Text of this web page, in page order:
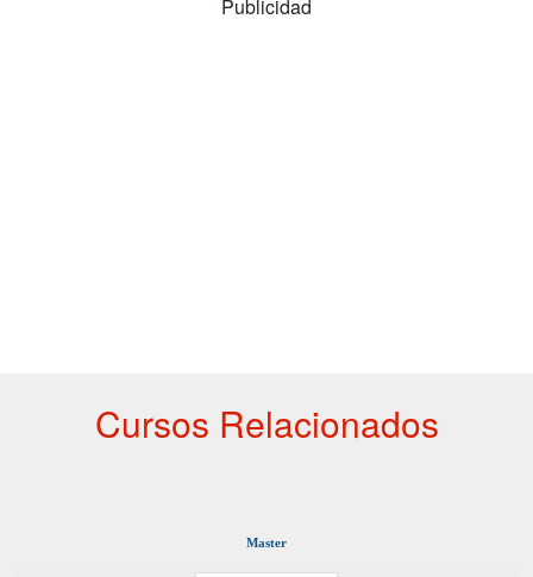
Publicidad
Cursos Relacionados
Master